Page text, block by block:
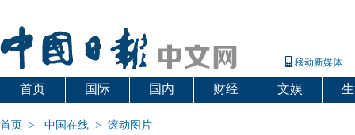
移动新媒体
首页 国际 国内 财经 文娱
首页 > 中国在线 > 滚动图片